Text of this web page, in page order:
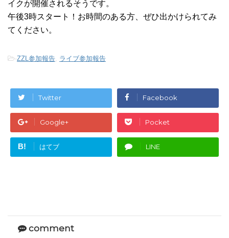
イクが開催されるそうです。
午後3時スタート！お時間のある方、ぜひ出かけられてみ
てください。
-ZZL参加報告 ライブ参加報告
Twitter Facebook
Google+ Pocket
B! はてブ LINE
comment